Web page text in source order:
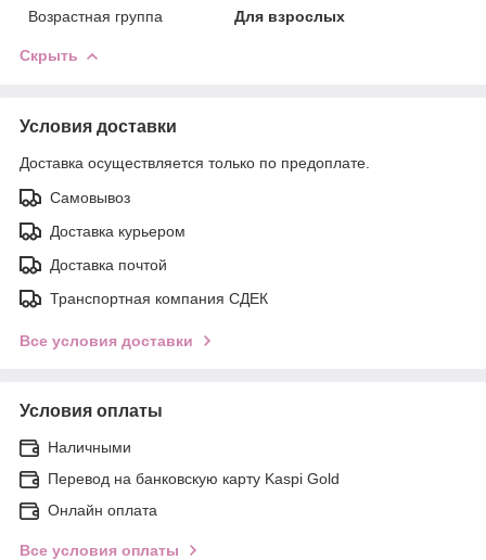
Возрастная группа
Для взрослых
Скрыть
Условия доставки
Доставка осуществляется только по предоплате.
Самовывоз
Доставка курьером
Доставка почтой
Транспортная компания СДЕК
Все условия доставки
Условия оплаты
Наличными
Перевод на банковскую карту Kaspi Gold
Онлайн оплата
Все условия оплаты